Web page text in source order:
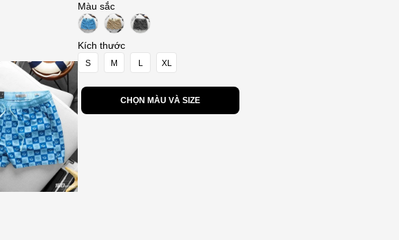
Màu sắc
Kích thước
S M L XL
CHỌN MÀU VÀ SIZE